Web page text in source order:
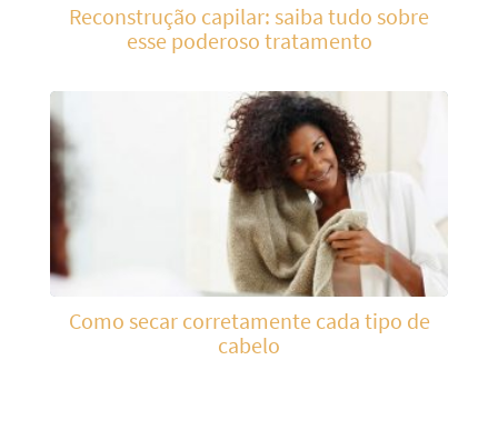
Reconstrução capilar: saiba tudo sobre
esse poderoso tratamento
Como secar corretamente cada tipo de
cabelo